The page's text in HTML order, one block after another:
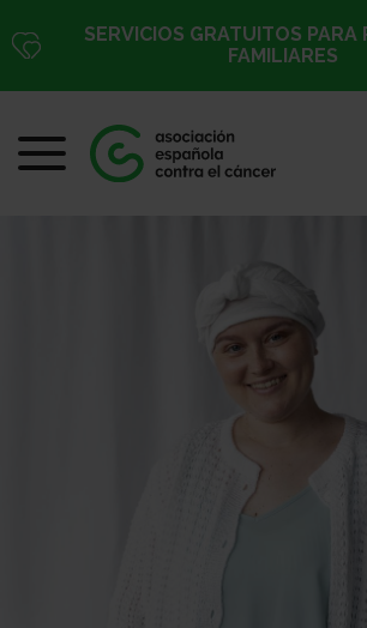
SERVICIOS GRATUITOS PARA
FAMILIARES